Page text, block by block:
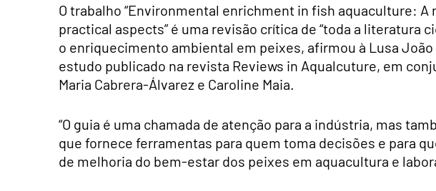
O trabalho “Environmental enrichment in fish aquaculture:
practical aspects” é uma revisão crítica de “toda a literatura
o enriquecimento ambiental em peixes, afirmou à Lusa
estudo publicado na revista Reviews in Aqualcuture, em
Maria Cabrera-Álvarez e Caroline Maia.
“O guia é uma chamada de atenção para a indústria, mas
que fornece ferramentas para quem toma decisões e para
de melhoria do bem-estar dos peixes em aquacultura e